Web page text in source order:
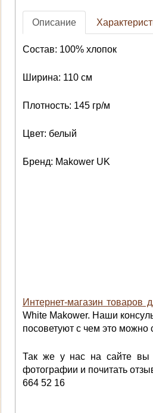
Описание
Состав: 100% хлопок
Ширина: 110 см
Плотность: 145 гр/м
Цвет: белый
Бренд: Makower UK
Интернет-магазин товаров
White Makower. Наши
посоветуют с чем это можно
Так же у нас на сайте вы
фотографии и почитать
664 52 16